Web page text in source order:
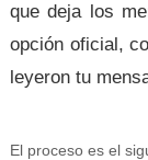
que deja los
opción oficial,
leyeron tu
El proceso es el